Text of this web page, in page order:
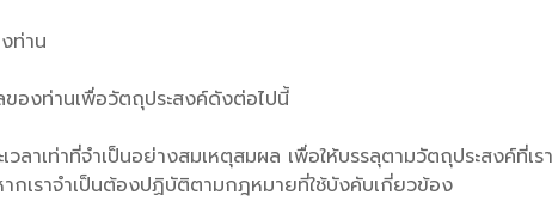
ท่าน
ของท่านเพื่อวัตถุประสงค์ดังต่อไปนี้
วลาเท่าที่จำเป็นอย่างสมเหตุสมผล เพื่อให้บรรลุตามวัตถุประสงค์ที่
กเราจำเป็นต้องปฏิบัติตามกฎหมายที่ใช้บังคับเกี่ยวข้อง